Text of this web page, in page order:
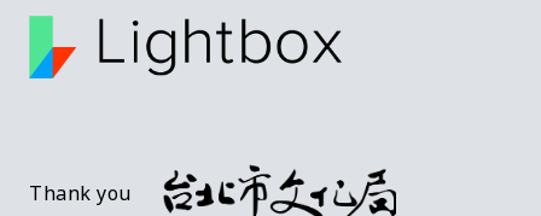
Thank you